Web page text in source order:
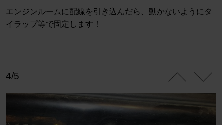
エンジンルームに配線を引き込んだら、動かないようにタ
イラップ等で固定します！
4/5